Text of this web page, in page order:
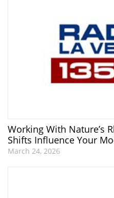
Working With Nature’s
Shifts Influence Your
March 24, 2026